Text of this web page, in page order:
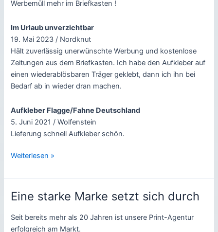
Werbemüll mehr im Briefkasten !
Im Urlaub unverzichtbar
19. Mai 2023 / Nordknut
Hält zuverlässig unerwünschte Werbung und kostenlose
Zeitungen aus dem Briefkasten. Ich habe den Aufkleber auf
einen wiederablösbaren Träger geklebt, dann ich ihn bei
Bedarf ab in wieder dran machen.
Aufkleber Flagge/Fahne Deutschland
5. Juni 2021 / Wolfenstein
Lieferung schnell Aufkleber schön.
Letzte
Weiterlesen »
Eine starke Marke setzt sich durch
Seit bereits mehr als 20 Jahren ist unsere Print-Agentur
erfolgreich am Markt.